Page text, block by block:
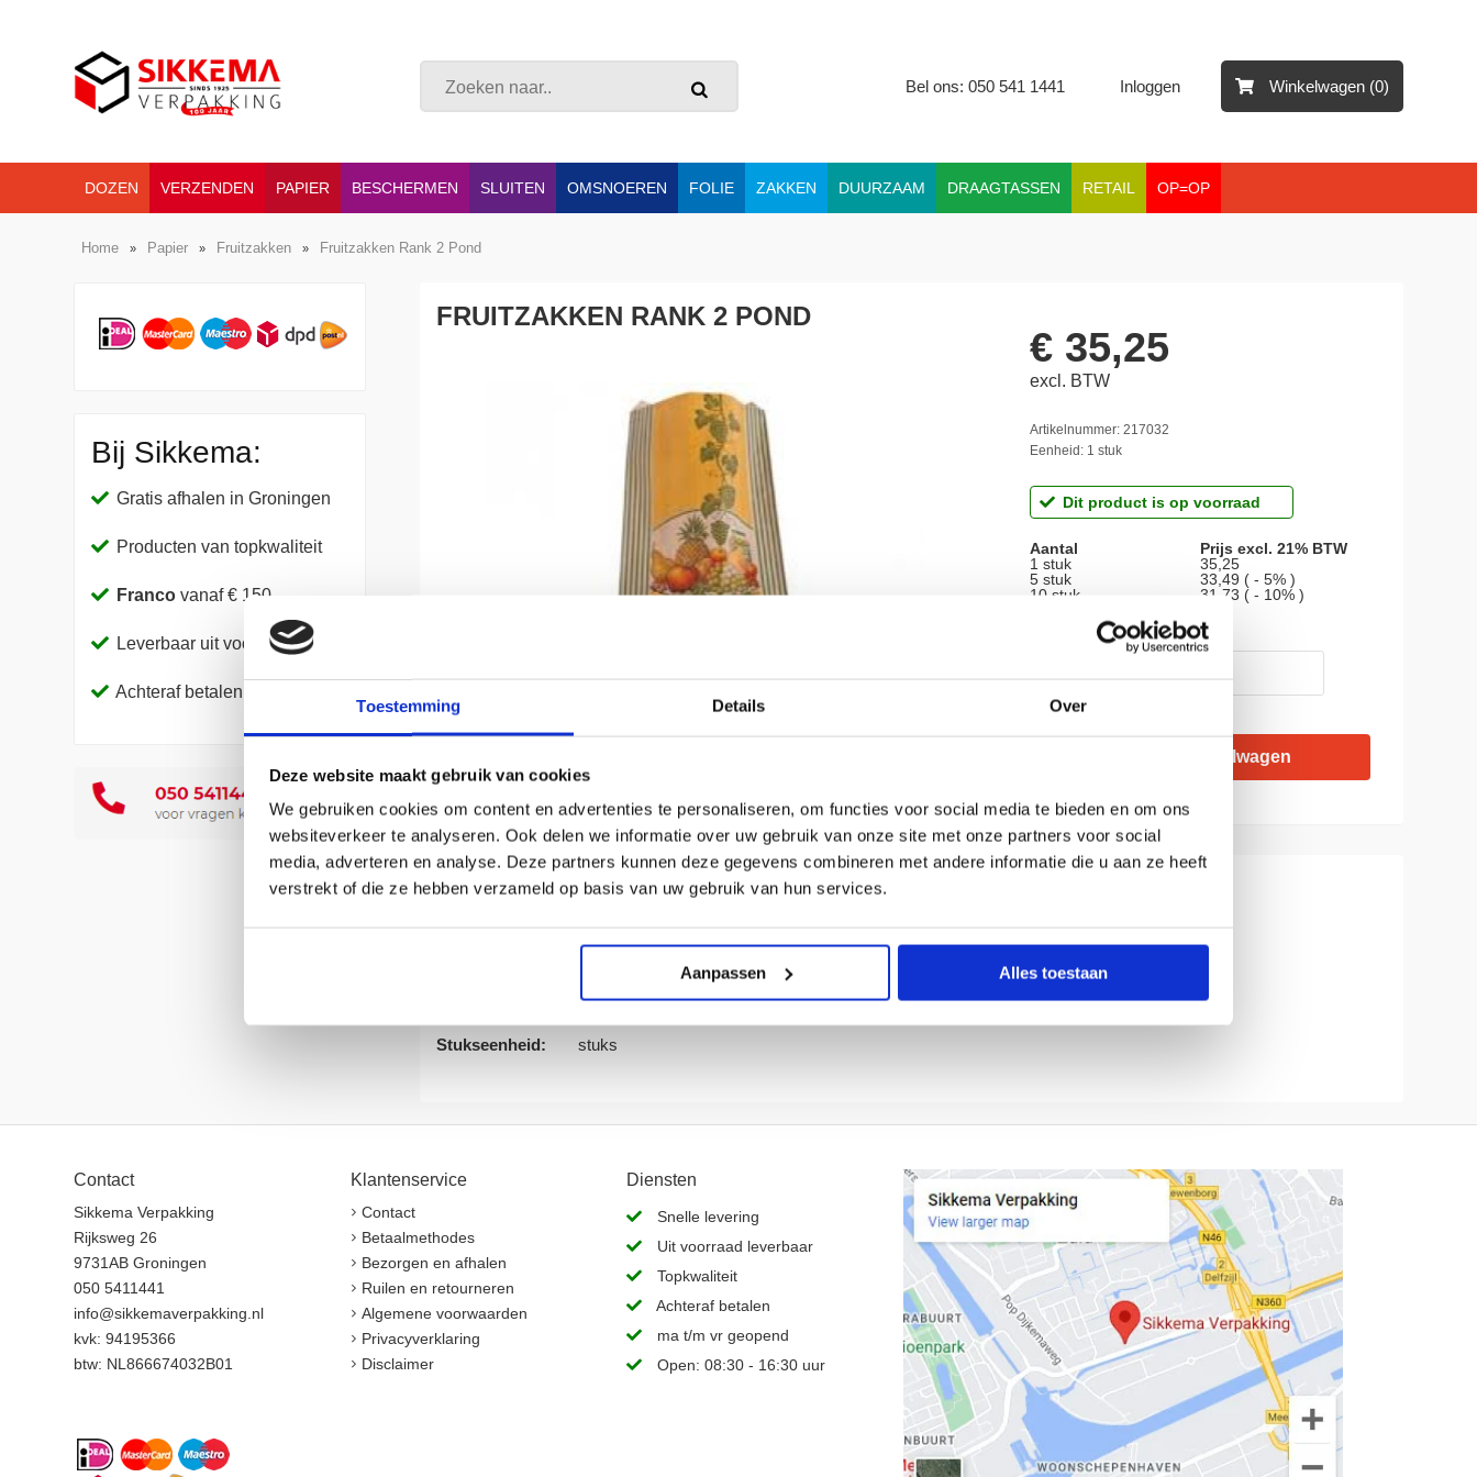
Toestemming Details Over
Deze website maakt gebruik van cookies
We gebruiken cookies om content en advertenties te personaliseren, om functies voor social media te bieden en om ons
websiteverkeer te analyseren. Ook delen we informatie over uw gebruik van onze site met onze partners voor social
media, adverteren en analyse. Deze partners kunnen deze gegevens combineren met andere informatie die u aan ze heeft
verstrekt of die ze hebben verzameld op basis van uw gebruik van hun services.
Aanpassen Alles toestaan
Bel ons: 050 541 1441 Inloggen Winkelwagen (0)
DOZEN VERZENDEN PAPIER BESCHERMEN SLUITEN OMSNOEREN FOLIE ZAKKEN DUURZAAM DRAAGTASSEN RETAIL OP=OP
Home » Papier » Fruitzakken » Fruitzakken Rank 2 Pond
Bij Sikkema:
Gratis afhalen in Groningen
Producten van topkwaliteit
Francovanaf € 150,-
Leverbaar uit voorraad
Achteraf betalen
FRUITZAKKEN RANK 2 POND
€ 35,25
excl. BTW
Artikelnummer: 217032
Eenheid: 1 stuk
Dit product is op voorraad
Aantal
Prijs excl. 21% BTW
1 stuk
35,25
5 stuk
33,49 ( - 5% )
10 stuk
31,73 ( - 10% )
Verpakking:
Doos
Stukseenheid:
stuks
Contact
Sikkema Verpakking
Rijksweg 26
9731AB Groningen
050 5411441
info@sikkemaverpakking.nl
kvk: 94195366
btw: NL866674032B01
Klantenservice
Contact
Betaalmethodes
Bezorgen en afhalen
Ruilen en retourneren
Algemene voorwaarden
Privacyverklaring
Disclaimer
Diensten
Snelle levering
Uit voorraad leverbaar
Topkwaliteit
Achteraf betalen
ma t/m vr geopend
Open: 08:30 - 16:30 uur